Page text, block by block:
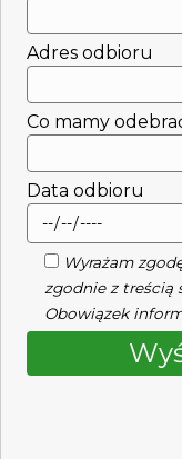
Adres odbioru
Co mamy
Data odbioru
Wyrażam
zgodnie z treścią
Obowiązek